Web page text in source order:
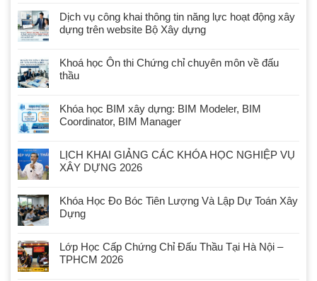
Dịch vụ công khai thông tin năng lực hoạt động xây
dựng trên website Bộ Xây dựng
Khoá học Ôn thi Chứng chỉ chuyên môn về đấu
thầu
Khóa học BIM xây dựng: BIM Modeler, BIM
Coordinator, BIM Manager
LỊCH KHAI GIẢNG CÁC KHÓA HỌC NGHIỆP VỤ
XÂY DỰNG 2026
Khóa Học Đo Bóc Tiên Lượng Và Lập Dự Toán Xây
Dựng
Lớp Học Cấp Chứng Chỉ Đấu Thầu Tại Hà Nội –
TPHCM 2026